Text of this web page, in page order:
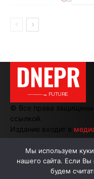
DNEPR
———→ FUTURE
© Все права защищены.
ссылкой.
Издание входит в
Мы используем
нашего сайта. Если
будем